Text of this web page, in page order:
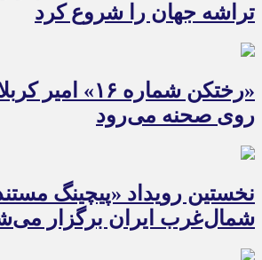
تراشه جهان را شروع کرد
«رختکن شماره ۱۶»
روی صحنه می‌رود
نخستین رویداد «پیچینگ
شمال‌غرب ایران برگزار